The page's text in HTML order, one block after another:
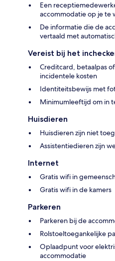
Een
accommodatie op je te
De informatie die de
vertaald met
Vereist bij het
Creditcard, betaalpas
incidentele kosten
Identiteitsbewijs met
Minimumleeftijd om in
Huisdieren
Huisdieren zijn niet
Assistentiedieren zijn
Internet
Gratis wifi in
Gratis wifi in de kamers
Parkeren
Parkeren bij de
Rolstoeltoegankelijke
Oplaadpunt voor
accommodatie